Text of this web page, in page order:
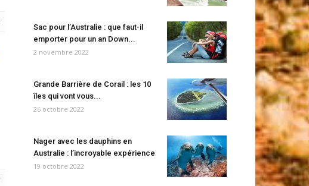
Sac pour l’Australie : que faut-il
emporter pour un an Down...
2 novembre 2022
Grande Barrière de Corail : les 10
îles qui vont vous...
26 octobre 2022
Nager avec les dauphins en
Australie : l’incroyable expérience
19 octobre 2022